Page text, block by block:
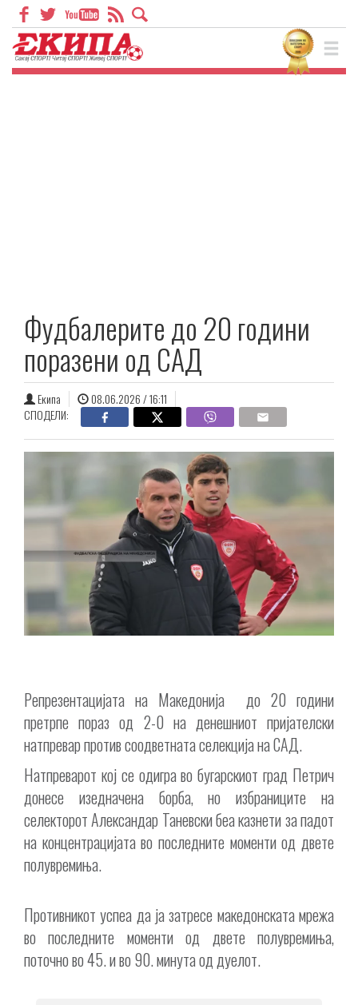
Фудбалерите до 20 години
поразени од САД
Екипа
08.06.2026 / 16:11
СПОДЕЛИ:
Репрезентацијата на Македонија до 20 години
претрпе пораз од 2-0 на денешниот пријателски
натпревар против соодветната селекција на САД.
Натпреварот кој се одигра во бугарскиот град Петрич
донесе изедначена борба, но избраниците на
селекторот Александар Таневски беа казнети за падот
на концентрацијата во последните моменти од двете
полувремиња.
Противникот успеа да ја затресе македонската мрежа
во последните моменти од двете полувремиња,
поточно во 45. и во 90. минута од дуелот.